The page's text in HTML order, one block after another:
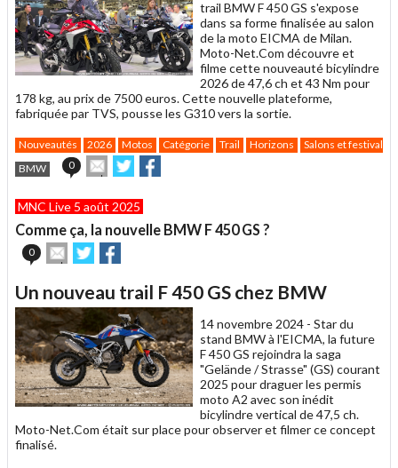
trail BMW F 450 GS s'expose
dans sa forme finalisée au salon
de la moto EICMA de Milan.
Moto-Net.Com découvre et
filme cette nouveauté bicylindre
2026 de 47,6 ch et 43 Nm pour
178 kg, au prix de 7500 euros. Cette nouvelle plateforme,
fabriquée par TVS, pousse les G310 vers la sortie.
Nouveautés 2026 Motos Catégorie Trail Horizons
Salons et festivals
BMW
0
Envoyer
cet
à
un
ami
Partager
sur sur
MNC Live 5 août 2025
Comme ça, la nouvelle BMW F 450 GS ?
0
Envoyer
cet
à
un
ami
Partager
sur sur
Un nouveau trail F 450 GS chez BMW
14 novembre 2024 - Star du
stand BMW à l'EICMA, la future
F 450 GS rejoindra la saga
"Gelände / Strasse" (GS) courant
2025 pour draguer les permis
moto A2 avec son inédit
bicylindre vertical de 47,5 ch.
Moto-Net.Com était sur place pour observer et filmer ce concept
finalisé.